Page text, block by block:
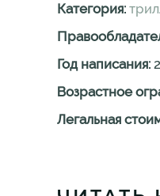
Категория:
Год написания:
Возрастное
Легальная